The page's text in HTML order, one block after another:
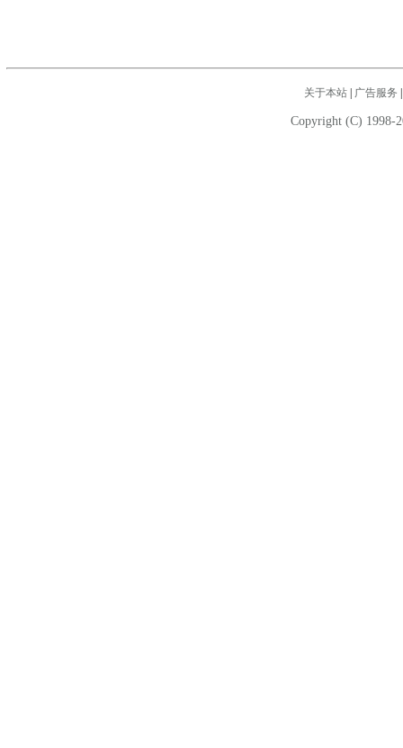
关于本站| 广告服务
Copyright (C) 1998-